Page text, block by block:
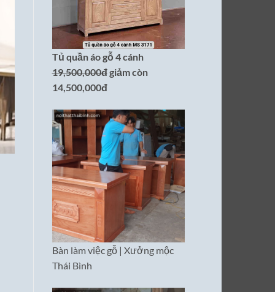
Tủ quần áo gỗ 4 cánh
19,500,000đgiảm còn
14,500,000đ
Bàn làm việc gỗ | Xưởng mộc
Thái Bình